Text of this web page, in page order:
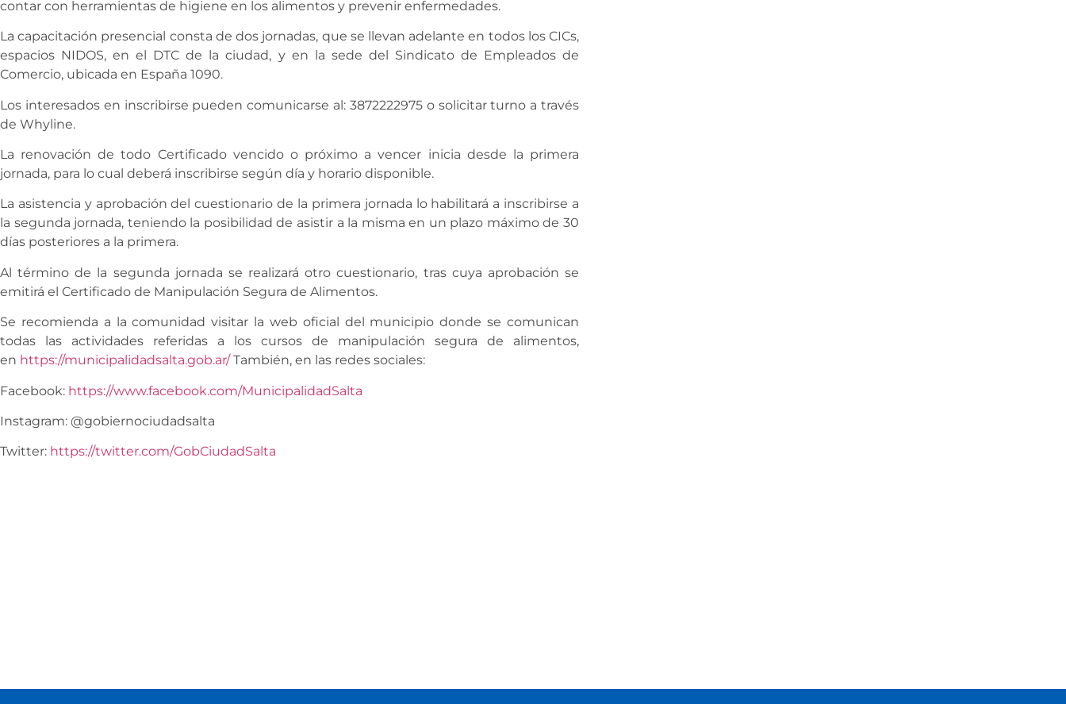
contar con herramientas de higiene en los alimentos y prevenir enfermedades.
La capacitación presencial consta de dos jornadas, que se llevan adelante en todos los CICs,
espacios NIDOS, en el DTC de la ciudad, y en la sede del Sindicato de Empleados de
Comercio, ubicada en España 1090.
Los interesados en inscribirse pueden comunicarse al: 3872222975 o solicitar turno a través
de Whyline.
La renovación de todo Certificado vencido o próximo a vencer inicia desde la primera
jornada, para lo cual deberá inscribirse según día y horario disponible.
La asistencia y aprobación del cuestionario de la primera jornada lo habilitará a inscribirse a
la segunda jornada, teniendo la posibilidad de asistir a la misma en un plazo máximo de 30
días posteriores a la primera.
Al término de la segunda jornada se realizará otro cuestionario, tras cuya aprobación se
emitirá el Certificado de Manipulación Segura de Alimentos.
Se recomienda a la comunidad visitar la web oficial del municipio donde se comunican
todas las actividades referidas a los cursos de manipulación segura de alimentos,
en https://municipalidadsalta.gob.ar/También, en las redes sociales:
Facebook: https://www.facebook.com/MunicipalidadSalta
Instagram: @gobiernociudadsalta
Twitter: ​ https://twitter.com/GobCiudadSalta